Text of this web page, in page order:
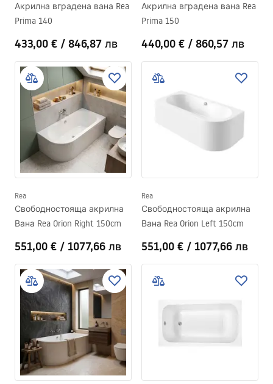
Акрилна вградена вана Rea
Prima 140
433,00 € / 846,87 лв
Акрилна вградена вана Rea
Prima 150
440,00 € / 860,57 лв
Rea
Свободностояща акрилна
Вана Rea Orion Right 150cm
551,00 € / 1077,66 лв
Rea
Свободностояща акрилна
Вана Rea Orion Left 150cm
551,00 € / 1077,66 лв